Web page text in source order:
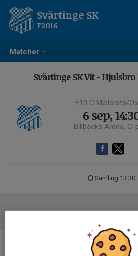
Matcher
Svärtinge SK
F2016
Svärtinge SK Vit - Hjulsbro
F10 C Mellersta/
6 sep,
Billbäcks Arena, C-
Samling 13:30
Ingen uppställning